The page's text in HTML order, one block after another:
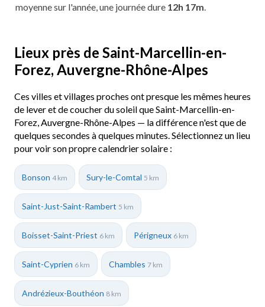
moyenne sur l'année, une journée dure 12h 17m
Lieux près de Saint-Marcellin-en-
Forez, Auvergne-Rhône-Alpes
Ces villes et villages proches ont presque les mêmes heures
de lever et de coucher du soleil que Saint-Marcellin-en-
Forez, Auvergne-Rhône-Alpes — la différence n'est que de
quelques secondes à quelques minutes. Sélectionnez un lieu
pour voir son propre calendrier solaire :
Bonson 4 km Sury-le-Comtal 5 km
Saint-Just-Saint-Rambert 5 km
Boisset-Saint-Priest 6 km Périgneux 6 km
Saint-Cyprien 6 km Chambles 7 km
Andrézieux-Bouthéon 8 km